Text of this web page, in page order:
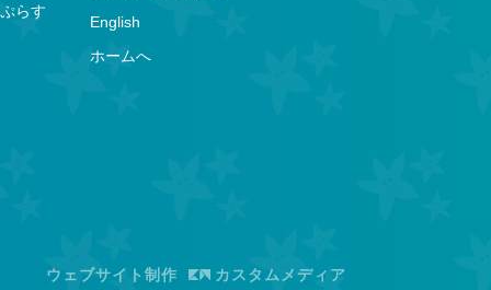
らす
English
ホームへ
ウェブサイト制作 カスタムメディア